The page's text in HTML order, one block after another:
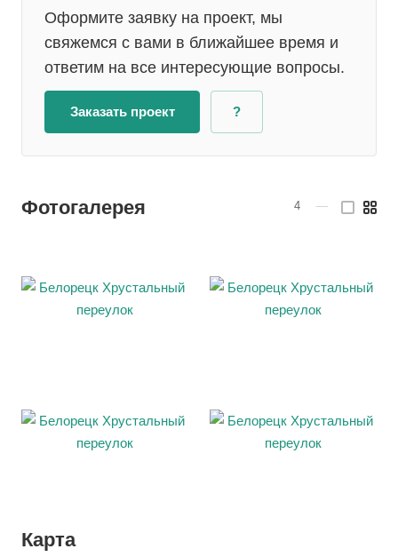
Оформите заявку на проект, мы
свяжемся с вами в ближайшее время и
ответим на все интересующие вопросы.
Заказать проект ?
Фотогалерея 4 —
Карта